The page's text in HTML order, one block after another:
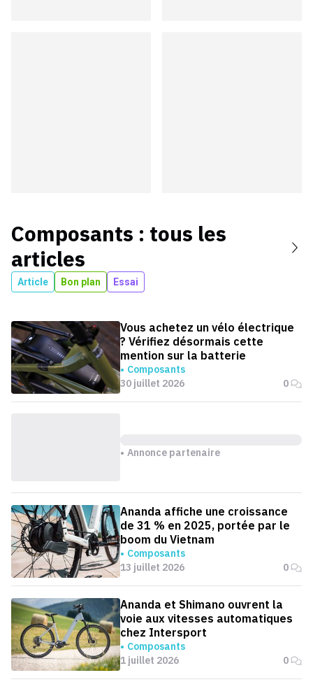
Composants : tous les
articles
Article Bon plan Essai
Vous achetez un vélo électrique
? Vérifiez désormais cette
mention sur la batterie
Composants
30 juillet 2026
0
Annonce partenaire
Ananda affiche une croissance
de 31 % en 2025, portée par le
boom du Vietnam
Composants
13 juillet 2026
0
Ananda et Shimano ouvrent la
voie aux vitesses automatiques
chez Intersport
Composants
1 juillet 2026
0